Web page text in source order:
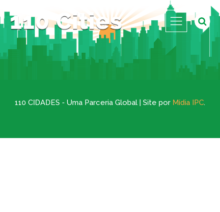
110 CIDADES - Uma Parceria Global | Site por Mídia IPC.